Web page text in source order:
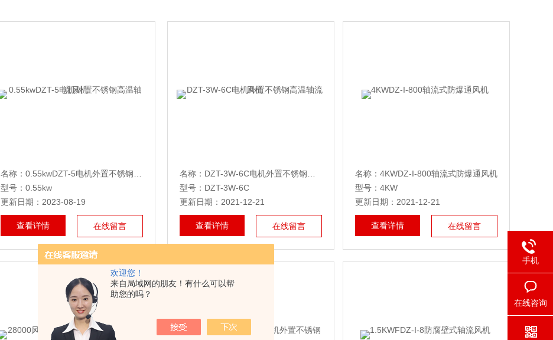
欢迎您！
来自局域网的朋友！有什么可以帮
助您的吗？
名称： 0.55kwDZT-5电机外置不锈钢高温轴流风机
型号：0.55kw
更新日期：2023-08-19
查看详情 在线留言
名称： DZT-3W-6C电机外置不锈钢高温轴流风机
型号：DZT-3W-6C
更新日期：2021-12-21
查看详情 在线留言
名称： 4KWDZ-I-800轴流式防爆通风机
型号：4KW
更新日期：2021-12-21
查看详情 在线留言
手机
在线咨询